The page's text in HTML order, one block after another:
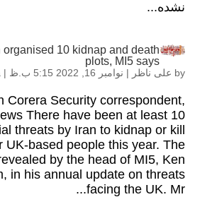
نشده...
organised 10 kidnap and death
plots, MI5 says
by علی ناظر | نوامبر 16, 2022 5:15 ب.ظ |
Corera Security correspondent,
There have been at least 10
threats by Iran to kidnap or kill
UK-based people this year. The
by the head of MI5, Ken
in his annual update on threats
facing the UK. Mr...